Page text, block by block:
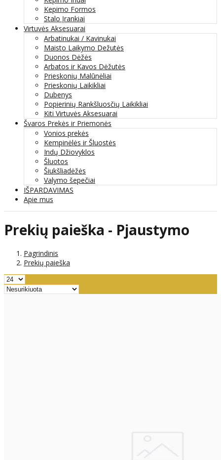
Kepimo Formos
Stalo Įrankiai
Virtuvės Aksesuarai
Arbatinukai / Kavinukai
Maisto Laikymo Dežutės
Duonos Dėžės
Arbatos ir Kavos Dėžutės
Prieskonių Malūnėliai
Prieskonių Laikikliai
Dubenys
Popierinių Rankšluosčių Laikikliai
Kiti Virtuvės Aksesuarai
Švaros Prekės ir Priemonės
Vonios prekės
Kempinėlės ir Šluostės
Indų Džiovyklos
Šluotos
Šiukšliadėžės
Valymo šepečiai
IŠPARDAVIMAS
Apie mus
Prekių paieška - Pjaustymo
Pagrindinis
Prekių paieška